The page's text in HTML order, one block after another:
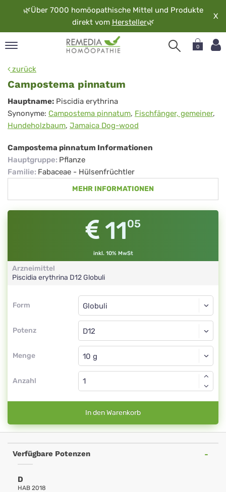
🌿Über 7000 homöopathische Mittel und Produkte
direkt vom Hersteller🌿
X
0
zurück
Campostema pinnatum
Campostema
pinnatum
Hauptname: Piscidia erythrina
Synonyme: Campostema pinnatum, Fischfänger, gemeiner,
Hundeholzbaum, Jamaica Dog-wood
Campostema pinnatum Informationen
Hauptgruppe: Pflanze
Familie: Fabaceae - Hülsenfrüchtler
MEHR INFORMATIONEN
1105
inkl. 10% MwSt
Arzneimittel
Piscidia erythrina D12Globuli
Form
Form
Potenz
Globuli
D12
Menge
Globuli
Anzahl
In den Warenkorb
Verfügbare Potenzen
D
HAB 2018